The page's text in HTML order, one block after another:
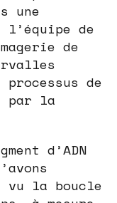
une
de
de
de
par la
d’ADN
vu la boucle